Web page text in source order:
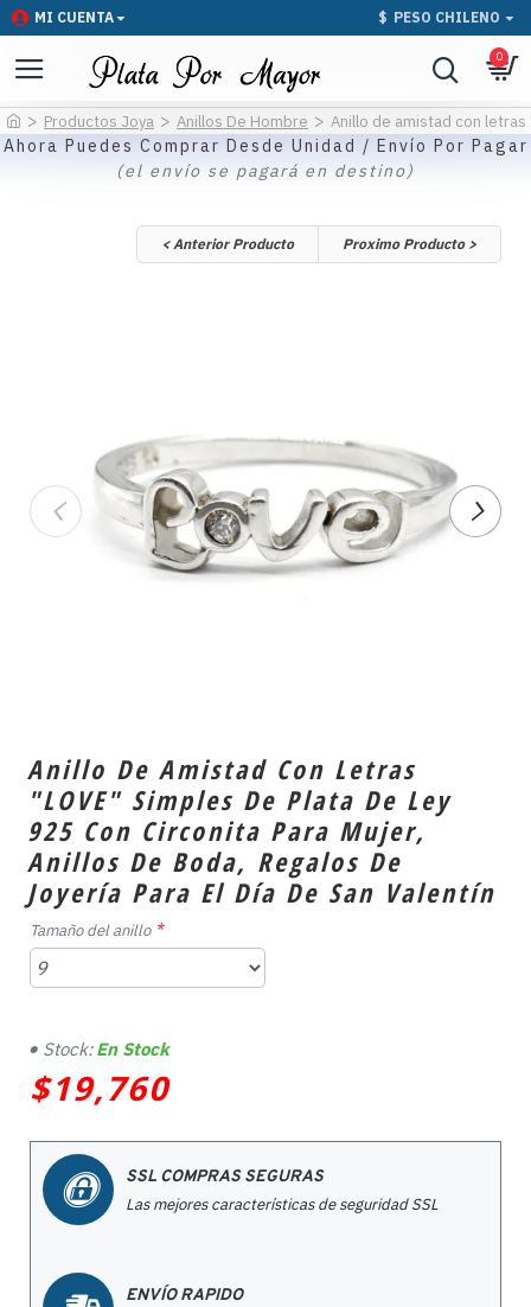
MI CUENTA $ PESO CHILENO
0
Productos Joya Anillos De Hombre Anillo de amistad con letras
Ahora Puedes Comprar Desde Unidad / Envío Por Pagar
(el envío se pagará en destino)
< Anterior Producto Proximo Producto >
Anillo De Amistad Con Letras
"LOVE" Simples De Plata De Ley
925 Con Circonita Para Mujer,
Anillos De Boda, Regalos De
Joyería Para El Día De San Valentín
$19,760
Stock: En Stock
Tamaño del anillo
SSL COMPRAS SEGURAS
Las mejores características de seguridad SSL
ENVÍO RAPIDO